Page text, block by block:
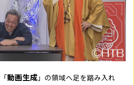
動画生成 」の領域へ足を踏み入れ